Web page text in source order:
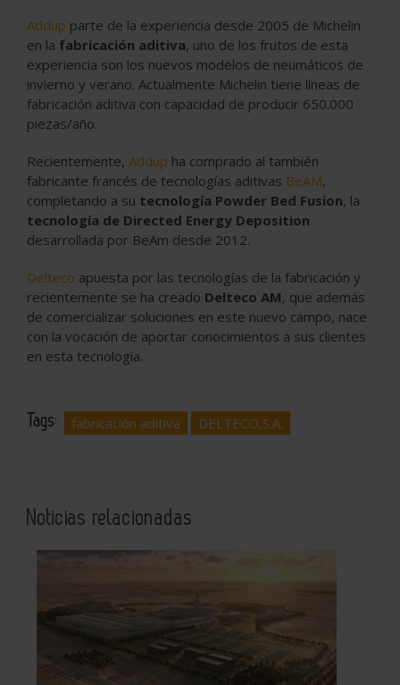
Addup parte de la experiencia desde 2005 de Michelin
en la fabricación aditiva, uno de los frutos de esta
experiencia son los nuevos modelos de neumáticos de
invierno y verano. Actualmente Michelin tiene líneas de
fabricación aditiva con capacidad de producir 650.000
piezas/año.
Recientemente, Addup ha comprado al también
fabricante francés de tecnologías aditivas BeAM,
completando a su tecnología Powder Bed Fusion, la
tecnología de Directed Energy Deposition
desarrollada por BeAm desde 2012.
Delteco apuesta por las tecnologías de la fabricación y
recientemente se ha creado Delteco AM, que además
de comercializar soluciones en este nuevo campo, nace
con la vocación de aportar conocimientos a sus clientes
en esta tecnología.
Tags: fabricación aditiva DELTECO,S.A.
Noticias relacionadas